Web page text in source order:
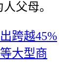
父母。
跨越45%
大型商